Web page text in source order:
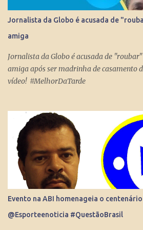
milhões de pessoas no Brasil e no
Internet consegue produzir milionários,
em celebridades e até criar fenômenos
Jornalista da Globo é acusada de
amiga
Jornalista da Globo é acusada de
amiga após ser madrinha de casamento
vídeo! #MelhorDaTarde
Evento na ABI homenageia o
@Esporteenoticia #QuestãoBrasil